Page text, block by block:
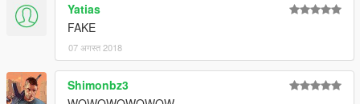
Yatias
FAKE
07 अगस्त 2018
Shimonbz3